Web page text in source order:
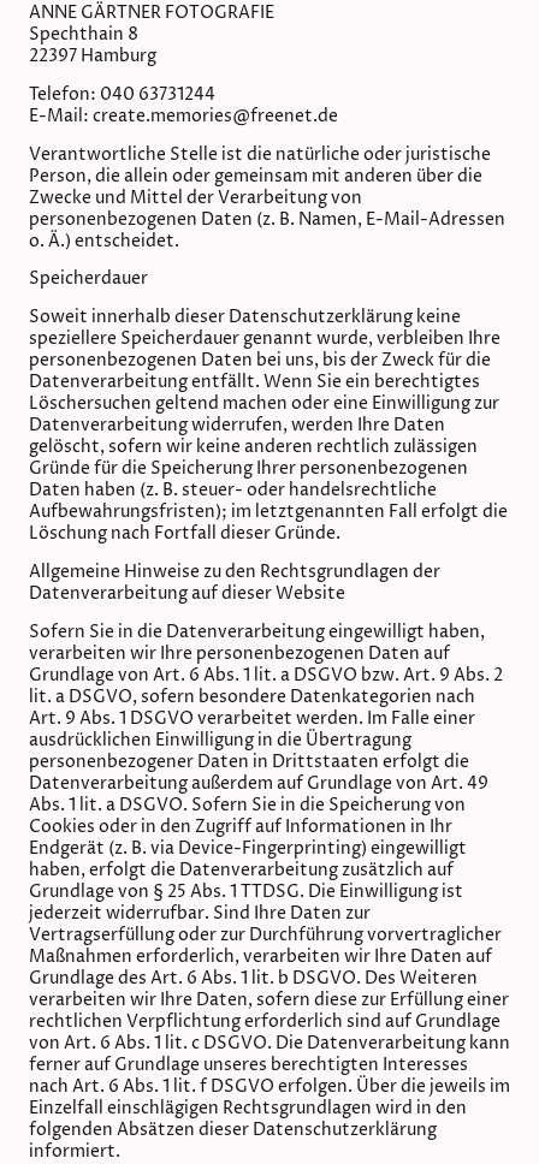
ANNE GÄRTNER FOTOGRAFIE
Spechthain 8
22397 Hamburg
Telefon: 040 63731244
E-Mail: create.memories@freenet.de
Verantwortliche Stelle ist die natürliche oder juristische
Person, die allein oder gemeinsam mit anderen über die
Zwecke und Mittel der Verarbeitung von
personenbezogenen Daten (z. B. Namen, E-Mail-Adressen
o. Ä.) entscheidet.
Speicherdauer
Soweit innerhalb dieser Datenschutzerklärung keine
speziellere Speicherdauer genannt wurde, verbleiben Ihre
personenbezogenen Daten bei uns, bis der Zweck für die
Datenverarbeitung entfällt. Wenn Sie ein berechtigtes
Löschersuchen geltend machen oder eine Einwilligung zur
Datenverarbeitung widerrufen, werden Ihre Daten
gelöscht, sofern wir keine anderen rechtlich zulässigen
Gründe für die Speicherung Ihrer personenbezogenen
Daten haben (z. B. steuer- oder handelsrechtliche
Aufbewahrungsfristen); im letztgenannten Fall erfolgt die
Löschung nach Fortfall dieser Gründe.
Allgemeine Hinweise zu den Rechtsgrundlagen der
Datenverarbeitung auf dieser Website
Sofern Sie in die Datenverarbeitung eingewilligt haben,
verarbeiten wir Ihre personenbezogenen Daten auf
Grundlage von Art. 6 Abs. 1 lit. a DSGVO bzw. Art. 9 Abs. 2
lit. a DSGVO, sofern besondere Datenkategorien nach
Art. 9 Abs. 1 DSGVO verarbeitet werden. Im Falle einer
ausdrücklichen Einwilligung in die Übertragung
personenbezogener Daten in Drittstaaten erfolgt die
Datenverarbeitung außerdem auf Grundlage von Art. 49
Abs. 1 lit. a DSGVO. Sofern Sie in die Speicherung von
Cookies oder in den Zugriff auf Informationen in Ihr
Endgerät (z. B. via Device-Fingerprinting) eingewilligt
haben, erfolgt die Datenverarbeitung zusätzlich auf
Grundlage von § 25 Abs. 1 TTDSG. Die Einwilligung ist
jederzeit widerrufbar. Sind Ihre Daten zur
Vertragserfüllung oder zur Durchführung vorvertraglicher
Maßnahmen erforderlich, verarbeiten wir Ihre Daten auf
Grundlage des Art. 6 Abs. 1 lit. b DSGVO. Des Weiteren
verarbeiten wir Ihre Daten, sofern diese zur Erfüllung einer
rechtlichen Verpflichtung erforderlich sind auf Grundlage
von Art. 6 Abs. 1 lit. c DSGVO. Die Datenverarbeitung kann
ferner auf Grundlage unseres berechtigten Interesses
nach Art. 6 Abs. 1 lit. f DSGVO erfolgen. Über die jeweils im
Einzelfall einschlägigen Rechtsgrundlagen wird in den
folgenden Absätzen dieser Datenschutzerklärung
informiert.